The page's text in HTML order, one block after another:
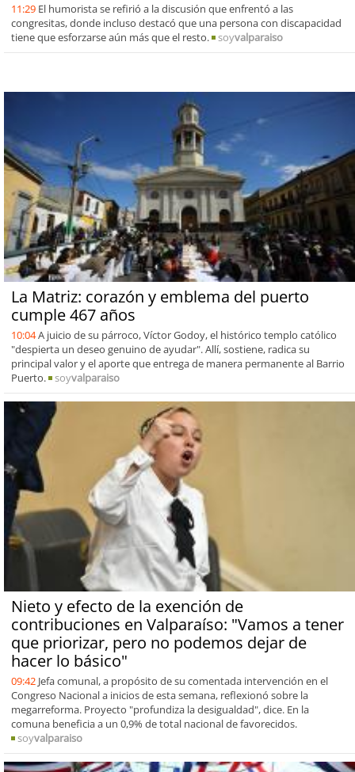
11:29 El humorista se refirió a la discusión que enfrentó a las
congresitas, donde incluso destacó que una persona con discapacidad
tiene que esforzarse aún más que el resto.
soyvalparaiso
La Matriz: corazón y emblema del puerto
cumple 467 años
10:04A juicio de su párroco, Víctor Godoy, el histórico templo católico
"despierta un deseo genuino de ayudar". Allí, sostiene, radica su
principal valor y el aporte que entrega de manera permanente al Barrio
Puerto.
soyvalparaiso
Nieto y efecto de la exención de
contribuciones en Valparaíso: "Vamos a tener
que priorizar, pero no podemos dejar de
hacer lo básico"
09:42 Jefa comunal, a propósito de su comentada intervención en el
Congreso Nacional a inicios de esta semana, reflexionó sobre la
megarreforma. Proyecto "profundiza la desigualdad", dice. En la
comuna beneficia a un 0,9% de total nacional de favorecidos.
soyvalparaiso